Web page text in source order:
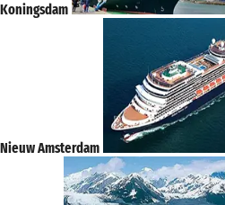
Koningsdam
Nieuw Amsterdam